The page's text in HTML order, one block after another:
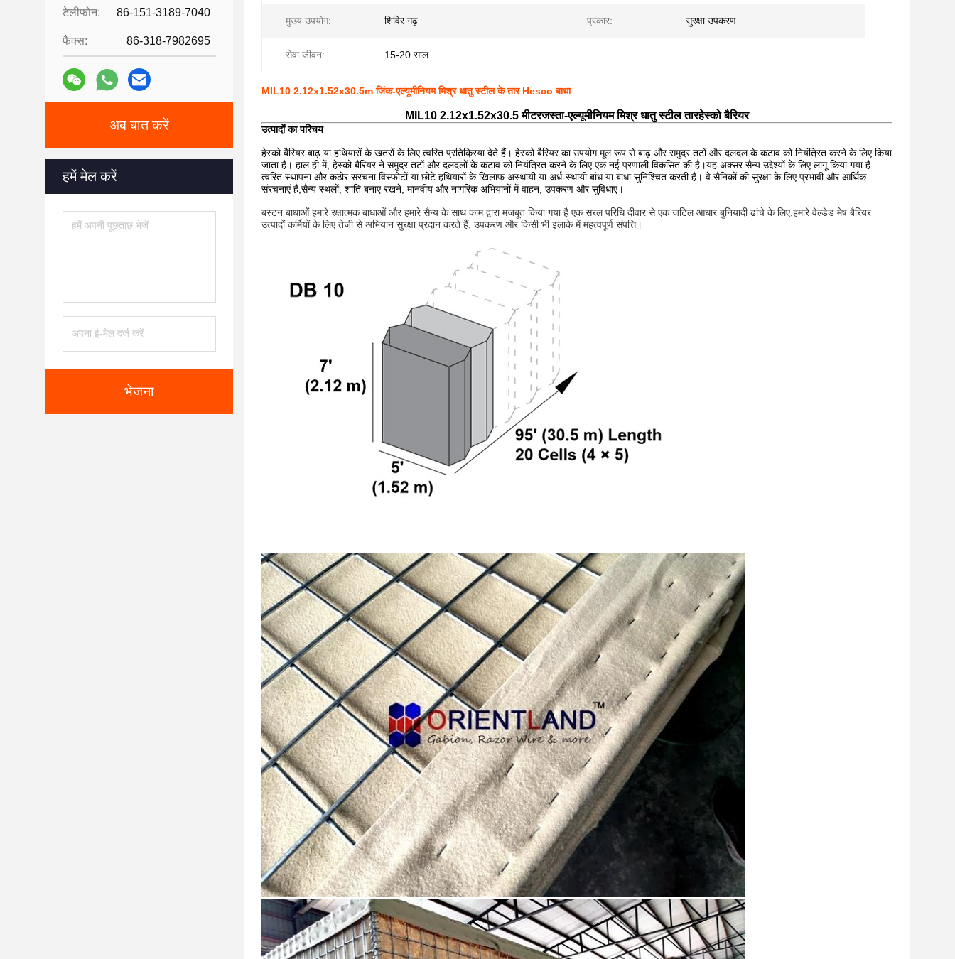
टेलीफोन: 86-151-3189-7040
फैक्स: 86-318-7982695
अब बात करें
हमें मेल करें
भेजना
मुख्य उपयोग: शिविर गढ़ प्रकार: सुरक्षा उपकरण
सेवा जीवन: 15-20 साल
MIL10 2.12x1.52x30.5m जिंक-एल्यूमीनियम मिश्र धातु स्टील के तार Hesco बाधा
MIL10 2.12x1.52x30.5 मीटरजस्ता-एल्यूमीनियम मिश्र धातु स्टील तारहेस्को बैरियर
उत्पादों का परिचय
हेस्को बैरियर बाढ़ या हथियारों के खतरों के लिए त्वरित प्रतिक्रिया देते हैं। हेस्को बैरियर का उपयोग मूल रूप से बाढ़ और समुद्र तटों और दलदल के कटाव को नियंत्रित करने के लिए किया
जाता है। हाल ही में, हेस्को बैरियर ने समुद्र तटों और दलदलों के कटाव को नियंत्रित करने के लिए एक नई प्रणाली विकसित की है।यह अक्सर सैन्य उद्देश्यों के लिए लागू किया गया है.
त्वरित स्थापना और कठोर संरचना विस्फोटों या छोटे हथियारों के खिलाफ अस्थायी या अर्ध-स्थायी बांध या बाधा सुनिश्चित करती है। वे सैनिकों की सुरक्षा के लिए प्रभावी और आर्थिक
संरचनाएं हैं,सैन्य स्थलों, शांति बनाए रखने, मानवीय और नागरिक अभियानों में वाहन, उपकरण और सुविधाएं।
बस्टन बाधाओं हमारे रक्षात्मक बाधाओं और हमारे सैन्य के साथ काम द्वारा मजबूत किया गया है एक सरल परिधि दीवार से एक जटिल आधार बुनियादी ढांचे के लिए,हमारे वेल्डेड मेष बैरियर
उत्पादों कर्मियों के लिए तेजी से अभियान सुरक्षा प्रदान करते हैं, उपकरण और किसी भी इलाके में महत्वपूर्ण संपत्ति।